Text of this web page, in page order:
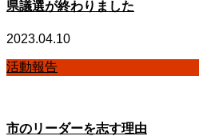
県議選が終わりました
2023.04.10
活動報告
市のリーダーを志す理由